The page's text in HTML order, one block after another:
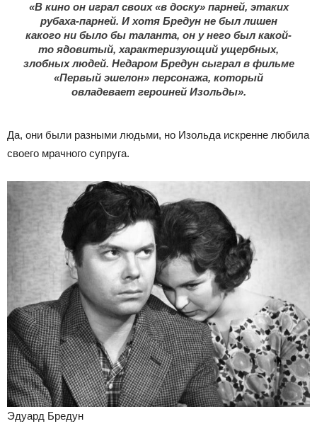
«В кино он играл своих «в доску» парней, этаких
рубаха-парней. И хотя Бредун не был лишен
какого ни было бы таланта, он у него был какой-
то ядовитый, характеризующий ущербных,
злобных людей. Недаром Бредун сыграл в фильме
«Первый эшелон» персонажа, который
овладевает героиней Изольды».
Да, они были разными людьми, но Изольда искренне любила
своего мрачного супруга.
Эдуард Бредун